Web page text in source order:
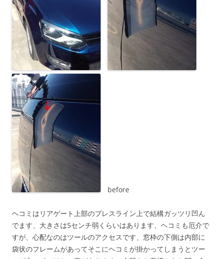
before
ヘコミはリアゲート上部のプレスライン上で結構ガッツリ凹ん
でます、大きさは5センチ弱くらいはあります、ヘコミも厄介で
すが、心配なのはツールのアクセスです、窓枠の下側は内部に
袋状のフレームがあってそこにヘコミが掛かってしまうとツー